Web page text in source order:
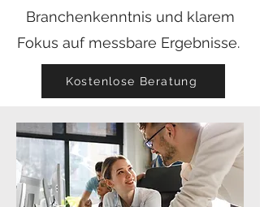
Branchenkenntnis und klarem
Fokus auf messbare Ergebnisse.
Kostenlose Beratung